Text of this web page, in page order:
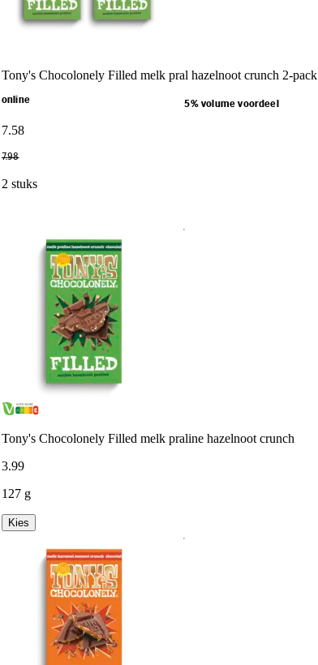
Tony's Chocolonely Filled melk pral hazelnoot crunch 2-pack
online 5% volume voordeel
7.58
7.98
2 stuks
Tony's Chocolonely Filled melk praline hazelnoot crunch
3.99
127 g
Kies